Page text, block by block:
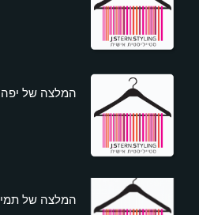
המלצה של יפה
המלצה של תמי